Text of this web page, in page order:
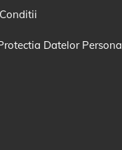
Datelor